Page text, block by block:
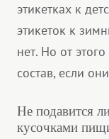
этикетках к
этикеток к
нет. Но от
состав, если
Не подавится
кусочками